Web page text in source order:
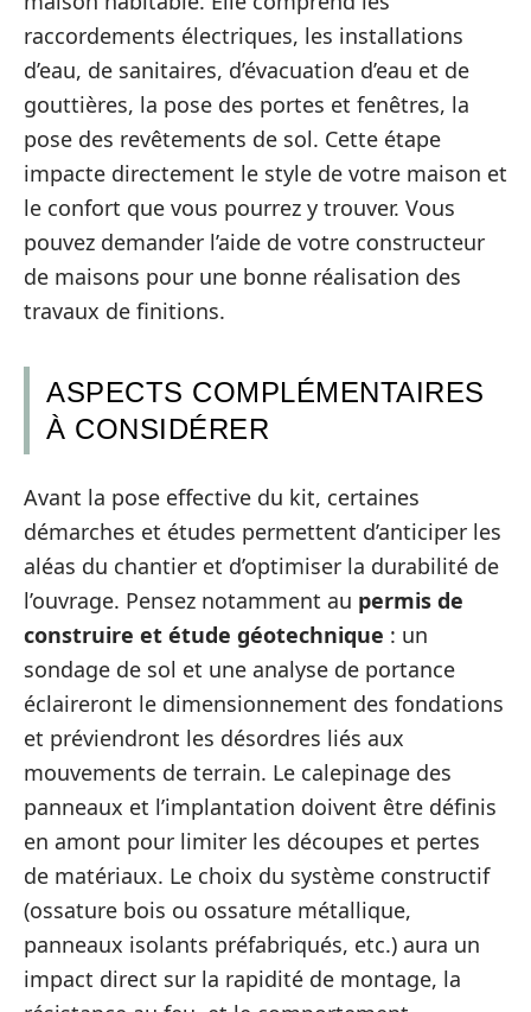
raccordements électriques, les installations
d’eau, de sanitaires, d’évacuation d’eau et de
gouttières, la pose des portes et fenêtres, la
pose des revêtements de sol. Cette étape
impacte directement le style de votre maison et
le confort que vous pourrez y trouver. Vous
pouvez demander l’aide de votre constructeur
de maisons pour une bonne réalisation des
travaux de finitions.
ASPECTS COMPLÉMENTAIRES
À CONSIDÉRER
Avant la pose effective du kit, certaines
démarches et études permettent d’anticiper les
aléas du chantier et d’optimiser la durabilité de
l’ouvrage. Pensez notamment au permis de
construire et étude géotechnique : un
sondage de sol et une analyse de portance
éclaireront le dimensionnement des fondations
et préviendront les désordres liés aux
mouvements de terrain. Le calepinage des
panneaux et l’implantation doivent être définis
en amont pour limiter les découpes et pertes
de matériaux. Le choix du système constructif
(ossature bois ou ossature métallique,
panneaux isolants préfabriqués, etc.) aura un
impact direct sur la rapidité de montage, la